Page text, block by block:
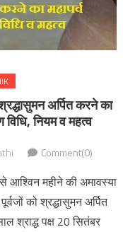
अर्पित करने का
विधि, नियम व महत्व
Comment(0)
आश्विन महीने की अमावस्या
को श्रद्धासुमन अर्पित
श्राद्ध पक्ष 20 सितंबर